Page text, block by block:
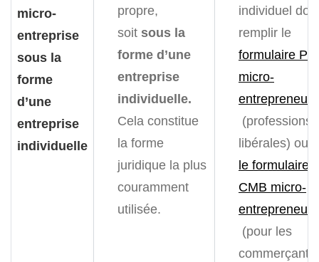
micro-
entreprise
sous la
forme
d’une
entreprise
individuelle
propre,
soit sous la
forme d’une
entreprise
individuelle.
Cela constitue
la forme
juridique la plus
couramment
utilisée.
individuel doit
remplir le
formulaire P0
micro-
entrepreneur
(professions
libérales) ou
le formulaire
CMB micro-
entrepreneur
(pour les
commerçants